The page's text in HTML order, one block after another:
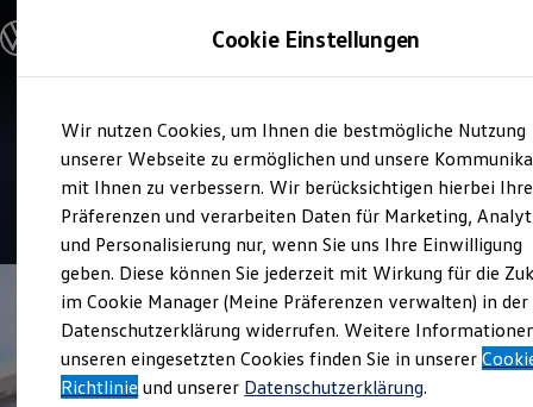
Hauptinhalt
springen
Footer
springen
Modelle und Konfigurator
Modelle vergleichen
Elektroautos
ENERGY Sondermodelle
Nutzfahrzeuge
SUV und CUV
Familienautos
Kombis
Kompaktwagen
Sportwagen
Schnell verfügbare Fahrzeuge
Angebote und Produkte
Aktuelle Angebote
E-Auto-Förderung
Volkswagen Marktplatz
Verkauf und Service
Autohaus Bataille
4.9| 382 Bewertungen
Cookie Einstellungen
Wir nutzen Cookies, um Ihnen die bestmögliche Nutzung
unserer Webseite zu ermöglichen und unsere
mit Ihnen zu verbessern. Wir berücksichtigen hierbei Ihre
Präferenzen und verarbeiten Daten für Marketing,
und Personalisierung nur, wenn Sie uns Ihre Einwilligung
geben. Diese können Sie jederzeit mit Wirkung für die
im Cookie Manager (Meine Präferenzen verwalten) in der
Datenschutzerklärung widerrufen. Weitere
unseren eingesetzten Cookies finden Sie in unserer
Richtlinie und unserer Datenschutzerklärung.